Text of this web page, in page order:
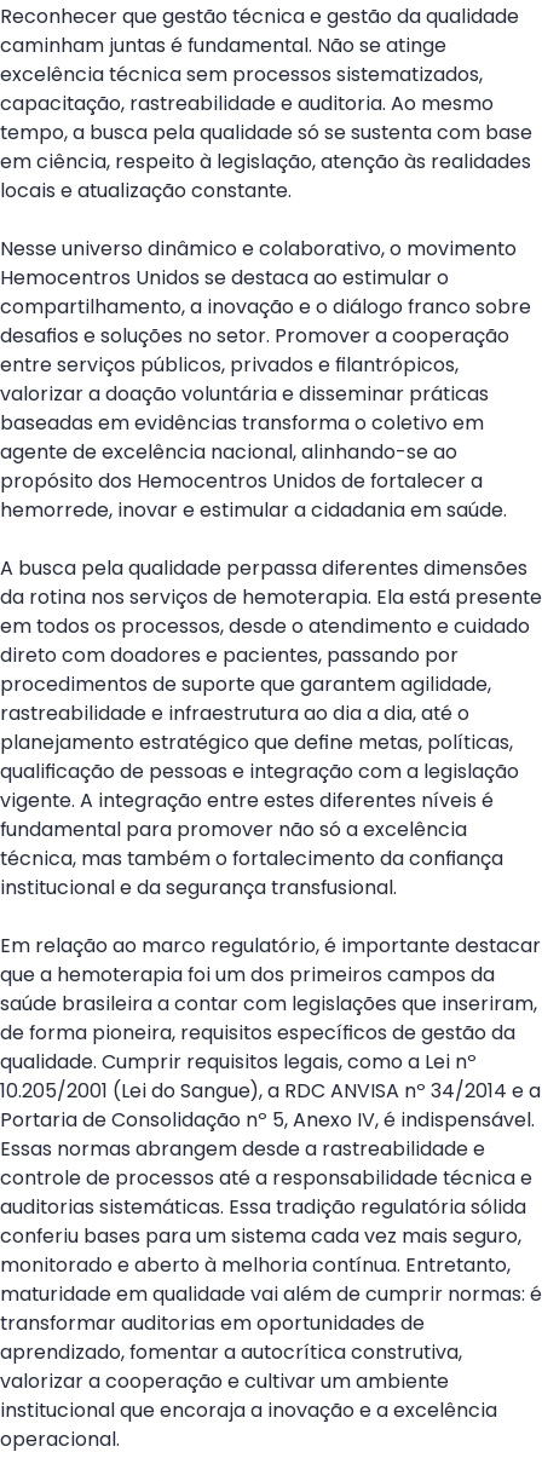
Reconhecer que gestão técnica e gestão da qualidade
caminham juntas é fundamental. Não se atinge
excelência técnica sem processos sistematizados,
capacitação, rastreabilidade e auditoria. Ao mesmo
tempo, a busca pela qualidade só se sustenta com base
em ciência, respeito à legislação, atenção às realidades
locais e atualização constante.
Nesse universo dinâmico e colaborativo, o movimento
Hemocentros Unidos se destaca ao estimular o
compartilhamento, a inovação e o diálogo franco sobre
desafios e soluções no setor. Promover a cooperação
entre serviços públicos, privados e filantrópicos,
valorizar a doação voluntária e disseminar práticas
baseadas em evidências transforma o coletivo em
agente de excelência nacional, alinhando-se ao
propósito dos Hemocentros Unidos de fortalecer a
hemorrede, inovar e estimular a cidadania em saúde.
A busca pela qualidade perpassa diferentes dimensões
da rotina nos serviços de hemoterapia. Ela está presente
em todos os processos, desde o atendimento e cuidado
direto com doadores e pacientes, passando por
procedimentos de suporte que garantem agilidade,
rastreabilidade e infraestrutura ao dia a dia, até o
planejamento estratégico que define metas, políticas,
qualificação de pessoas e integração com a legislação
vigente. A integração entre estes diferentes níveis é
fundamental para promover não só a excelência
técnica, mas também o fortalecimento da confiança
institucional e da segurança transfusional.
Em relação ao marco regulatório, é importante destacar
que a hemoterapia foi um dos primeiros campos da
saúde brasileira a contar com legislações que inseriram,
de forma pioneira, requisitos específicos de gestão da
qualidade. Cumprir requisitos legais, como a Lei nº
10.205/2001 (Lei do Sangue), a RDC ANVISA nº 34/2014 e a
Portaria de Consolidação nº 5, Anexo IV, é indispensável.
Essas normas abrangem desde a rastreabilidade e
controle de processos até a responsabilidade técnica e
auditorias sistemáticas. Essa tradição regulatória sólida
conferiu bases para um sistema cada vez mais seguro,
monitorado e aberto à melhoria contínua. Entretanto,
maturidade em qualidade vai além de cumprir normas: é
transformar auditorias em oportunidades de
aprendizado, fomentar a autocrítica construtiva,
valorizar a cooperação e cultivar um ambiente
institucional que encoraja a inovação e a excelência
operacional.